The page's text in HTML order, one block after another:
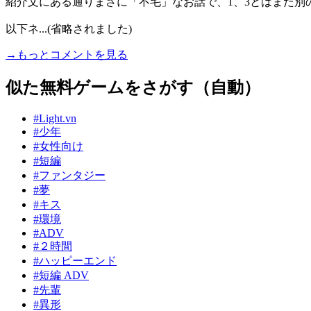
以下ネ...(省略されました)
→もっとコメントを見る
似た無料ゲームをさがす（自動）
#Light.vn
#少年
#女性向け
#短編
#ファンタジー
#夢
#キス
#環境
#ADV
#２時間
#ハッピーエンド
#短編 ADV
#先輩
#異形